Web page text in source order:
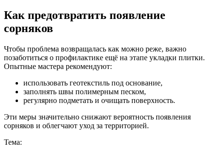
Как предотвратить появление
сорняков
Чтобы проблема возвращалась как можно реже, важно
позаботиться о профилактике ещё на этапе укладки плитки.
Опытные мастера рекомендуют:
использовать геотекстиль под основание,
заполнять швы полимерным песком,
регулярно подметать и очищать поверхность.
Эти меры значительно снижают вероятность появления
сорняков и облегчают уход за территорией.
Тема: